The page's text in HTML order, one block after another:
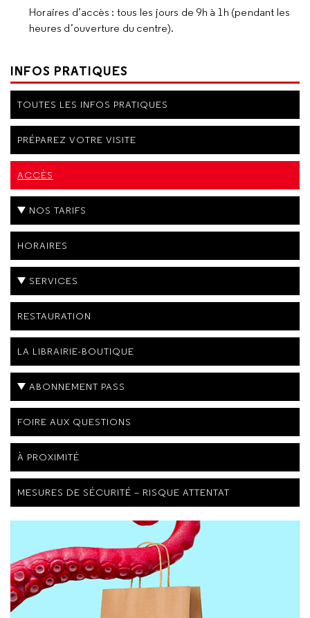
Horaires d’accès : tous les jours de 9h à 1h (pendant les
heures d’ouverture du centre).
INFOS PRATIQUES
TOUTES LES INFOS PRATIQUES
PRÉPAREZ VOTRE VISITE
ACCÈS
NOS TARIFS
HORAIRES
SERVICES
RESTAURATION
LA LIBRAIRIE-BOUTIQUE
ABONNEMENT PASS
FOIRE AUX QUESTIONS
À PROXIMITÉ
MESURES DE SÉCURITÉ – RISQUE ATTENTAT